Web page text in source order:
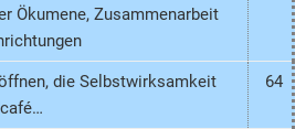
Ökumene, Zusammenarbeit
die Selbstwirksamkeit
64